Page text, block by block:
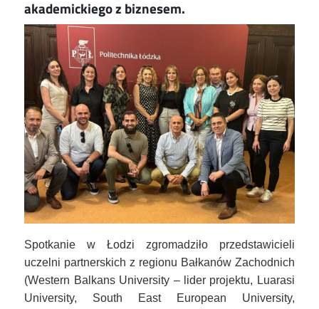
akademickiego z biznesem.
Image
Spotkanie w Łodzi zgromadziło przedstawicieli
uczelni partnerskich z regionu Bałkanów Zachodnich
(Western Balkans University – lider projektu, Luarasi
University, South East European University,